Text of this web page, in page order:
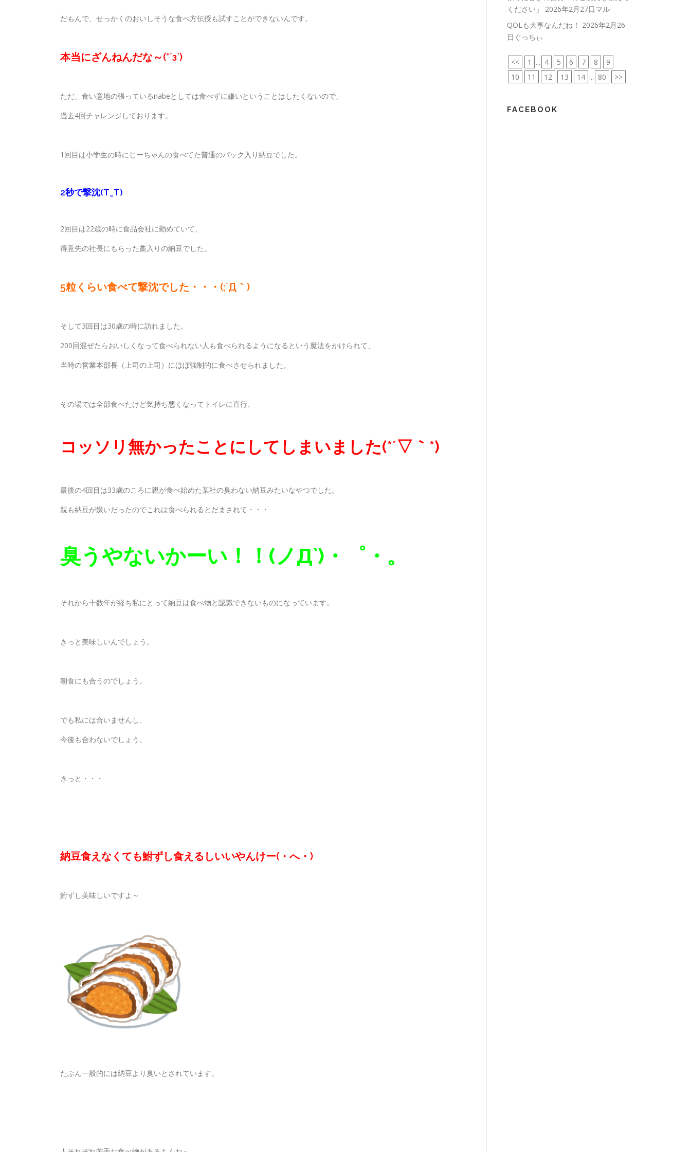
だもんで、せっかくのおいしそうな食べ方伝授も試すことができないんです。
本当にざんねんだな～(*´з`)
ただ、食い意地の張っているnabeとしては食べずに嫌いということはしたくないので、
過去4回チャレンジしております。
1回目は小学生の時にじーちゃんの食べてた普通のパック入り納豆でした。
2秒で撃沈(T_T)
2回目は22歳の時に食品会社に勤めていて、
得意先の社長にもらった藁入りの納豆でした。
5粒くらい食べて撃沈でした・・・(;´Д｀)
そして3回目は30歳の時に訪れました。
200回混ぜたらおいしくなって食べられない人も食べられるようになるという魔法をかけられて、
当時の営業本部長（上司の上司）にほぼ強制的に食べさせられました。
その場では全部食べたけど気持ち悪くなってトイレに直行、
コッソリ無かったことにしてしまいました(*´▽｀*)
最後の4回目は33歳のころに親が食べ始めた某社の臭わない納豆みたいなやつでした。
親も納豆が嫌いだったのでこれは食べられるとだまされて・・・
臭うやないかーい！！(ノД`)・゜・。
それから十数年が経ち私にとって納豆は食べ物と認識できないものになっています。
きっと美味しいんでしょう。
朝食にも合うのでしょう。
でも私には合いませんし、
今後も合わないでしょう。
きっと・・・
納豆食えなくても鮒ずし食えるしいいやんけー(・へ・)
鮒ずし美味しいですよ～
たぶん一般的には納豆より臭いとされています。
ください」
2026年2月27日マル
QOLも大事なんだね！ 2026年2月26
日ぐっちぃ
<< 1 ... 4 5 6 7 8
9
10
11 12 13 14 ... 80 >>
FACEBOOK